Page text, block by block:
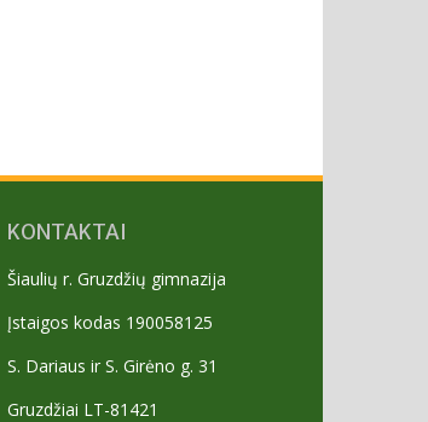
KONTAKTAI
Šiaulių r. Gruzdžių gimnazija
Įstaigos kodas 190058125
S. Dariaus ir S. Girėno g. 31
Gruzdžiai LT-81421